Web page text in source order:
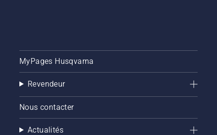
MyPages Husqvarna
Revendeur
Nous contacter
Actualités